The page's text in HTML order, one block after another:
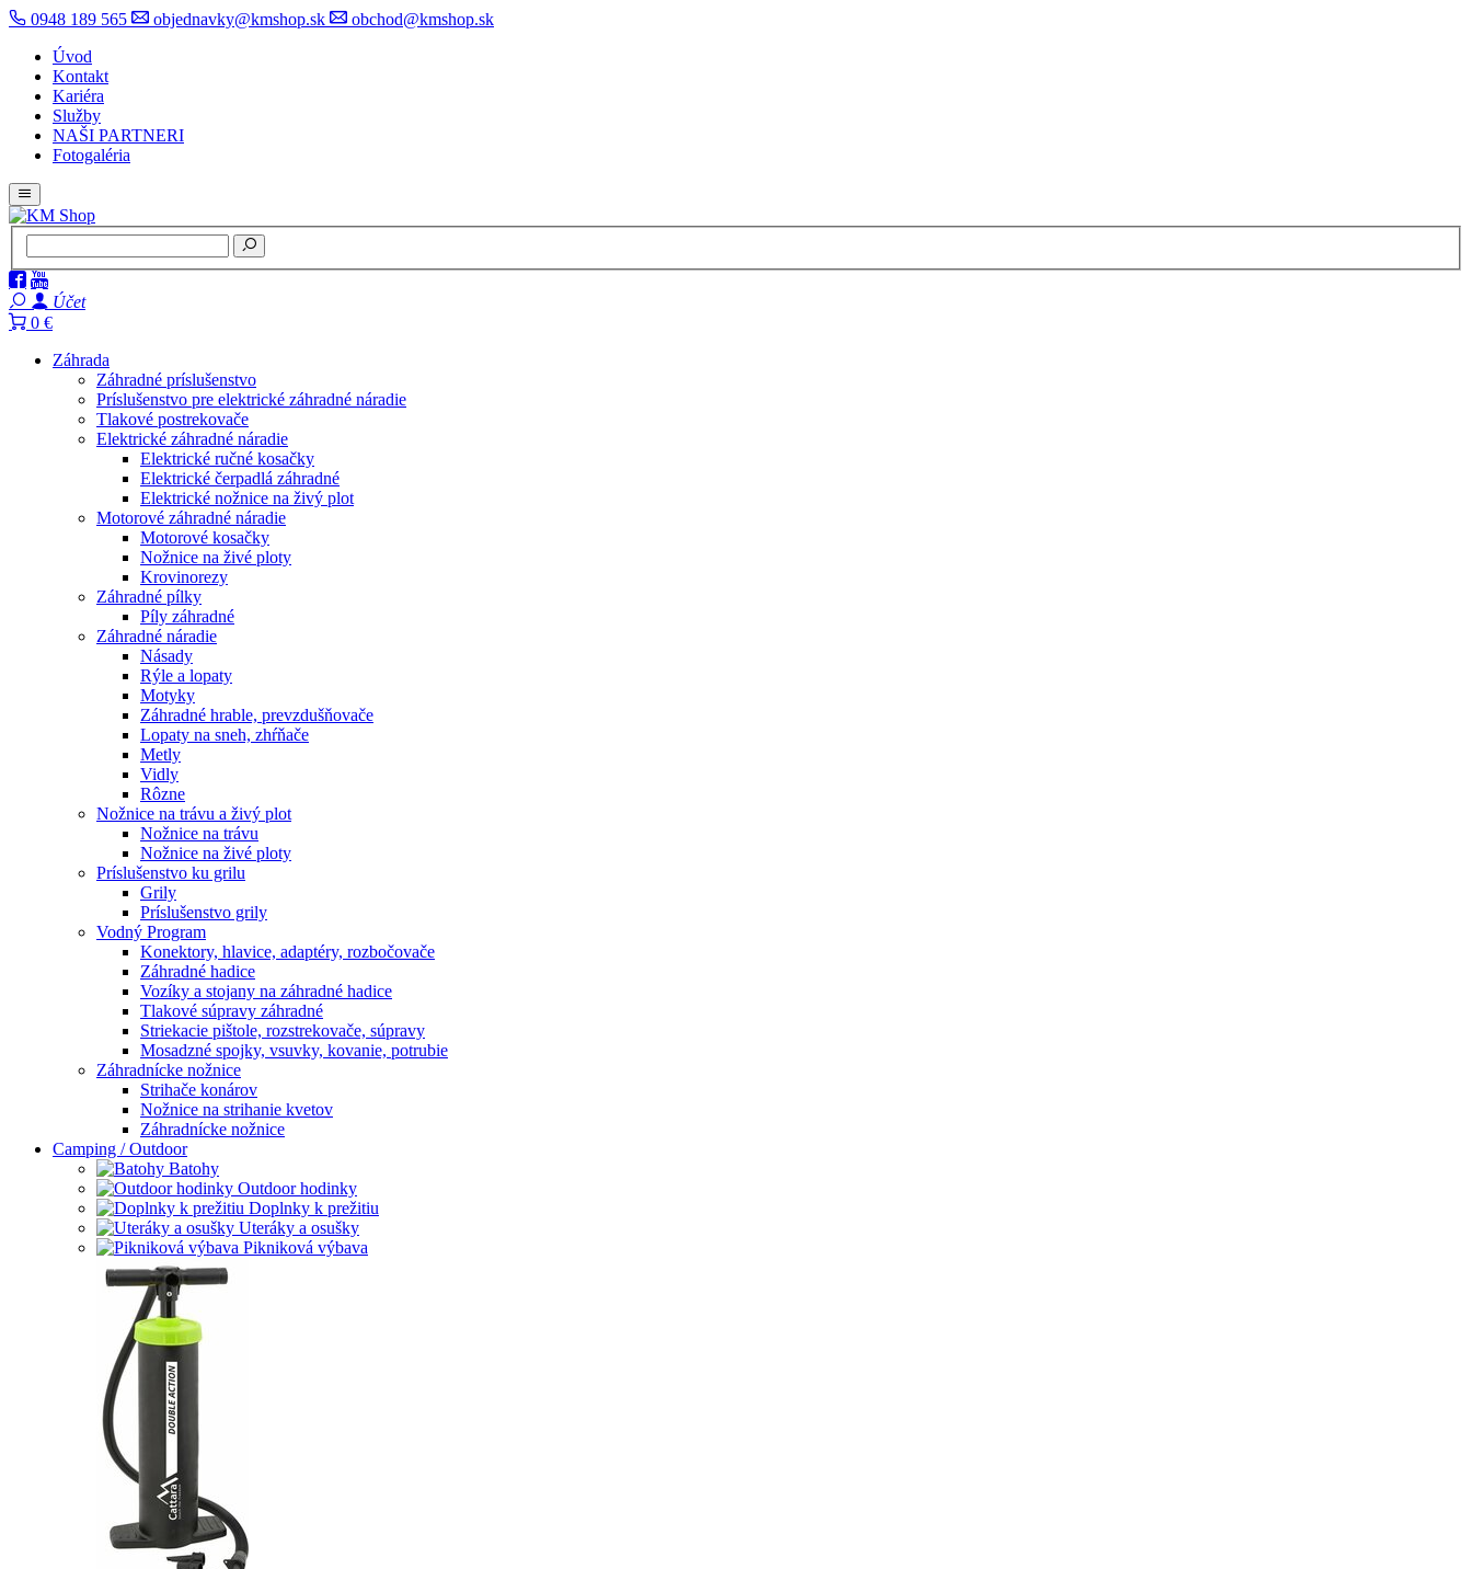
0948 189 565 objednavky@kmshop.sk
obchod@kmshop.sk
Úvod
Kontakt
Kariéra
Služby
NAŠI PARTNERI
Fotogaléria
Účet
0 €
Záhrada
Záhradné príslušenstvo
Príslušenstvo pre elektrické záhradné náradie
Tlakové postrekovače
Elektrické záhradné náradie
Elektrické ručné kosačky
Elektrické čerpadlá záhradné
Elektrické nožnice na živý plot
Motorové záhradné náradie
Motorové kosačky
Nožnice na živé ploty
Krovinorezy
Záhradné pílky
Píly záhradné
Záhradné náradie
Násady
Rýle a lopaty
Motyky
Záhradné hrable, prevzdušňovače
Lopaty na sneh, zhŕňače
Metly
Vidly
Rôzne
Nožnice na trávu a živý plot
Nožnice na trávu
Nožnice na živé ploty
Príslušenstvo ku grilu
Grily
Príslušenstvo grily
Vodný Program
Konektory, hlavice, adaptéry, rozbočovače
Záhradné hadice
Vozíky a stojany na záhradné hadice
Tlakové súpravy záhradné
Striekacie pištole, rozstrekovače, súpravy
Mosadzné spojky, vsuvky, kovanie, potrubie
Záhradnícke nožnice
Strihače konárov
Nožnice na strihanie kvetov
Záhradnícke nožnice
Camping / Outdoor
Batohy
Outdoor hodinky
Doplnky k prežitiu
Uteráky a osušky
Pikniková výbava